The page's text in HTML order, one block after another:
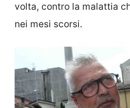
volta, contro la malattia
nei mesi scorsi.